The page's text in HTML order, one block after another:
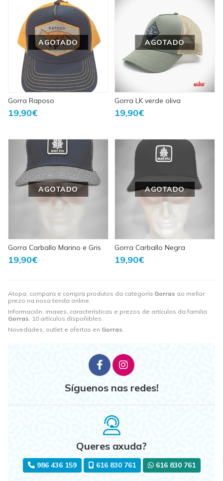
Atopa, compara e compra produtos da categoría Gorras ao mellor
prezo na nosa tenda online.
Información, imaxes, características e prezos de artículos da familia
Gorras. 10 artículos dispoñibles.
Novedades, outlet e ofertas en Gorras.
AGOTADO
Gorra Raposo
19,90€
AGOTADO
Gorra LK verde oliva
19,90€
AGOTADO
Gorra Carballo Marino e Gris
19,90€
AGOTADO
Gorra Carballo Negra
19,90€
Síguenos nas redes!
Queres axuda?
986 436 159 616 830 761 616 830 761